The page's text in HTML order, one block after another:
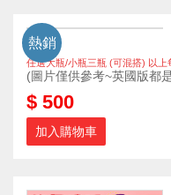
任選大瓶/小瓶三瓶 (可混搭) 以上
(圖片僅供參考~英國版都
$ 500
加入購物車
熱銷